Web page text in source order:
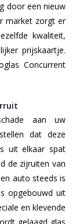
door een nieuw
market zorgt er
kwaliteit,
prijskaartje.
Concurrent
aan uw
dat deze
uit elkaar spat
de zijruiten van
auto steeds is
opgebouwd uit
en klevende